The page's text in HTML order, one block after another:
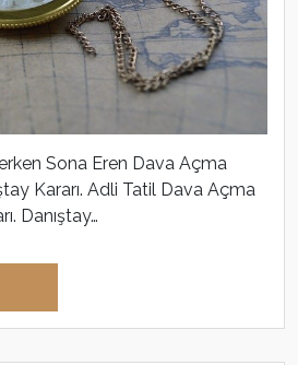
Sona Eren Dava Açma
Kararı. Adli Tatil Dava Açma
Danıştay…